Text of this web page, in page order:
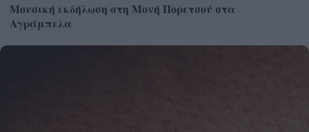
Μουσική εκδήλωση στη Μονή Πορετσού στα
Αγράμπελα